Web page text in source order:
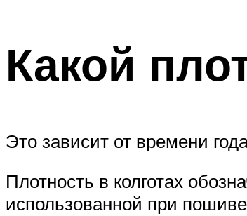
Какой
Это зависит от времени
Плотность в колготах
использованной при